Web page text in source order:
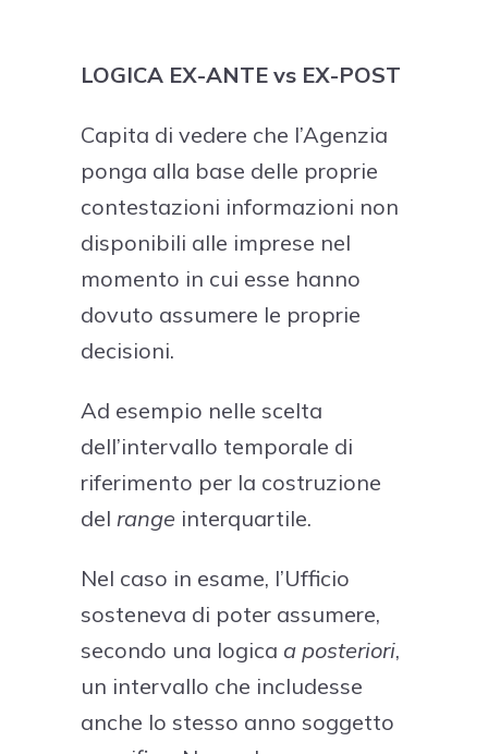
LOGICA EX-ANTE vs EX-POST
Capita di vedere che l’Agenzia
ponga alla base delle proprie
contestazioni informazioni non
disponibili alle imprese nel
momento in cui esse hanno
dovuto assumere le proprie
decisioni.
Ad esempio nelle scelta
dell’intervallo temporale di
riferimento per la costruzione
del range interquartile.
Nel caso in esame, l’Ufficio
sosteneva di poter assumere,
secondo una logica a posteriori,
un intervallo che includesse
anche lo stesso anno soggetto